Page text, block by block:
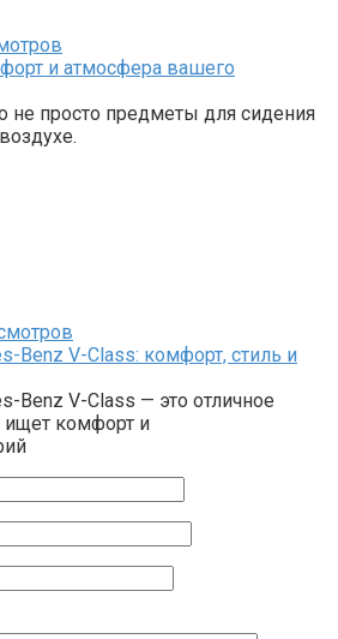
и атмосфера вашего
не просто предметы для сидения
Benz V-Class: комфорт, стиль и
Benz V-Class — это отличное
ищет комфорт и